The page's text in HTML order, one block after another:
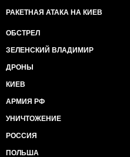
РАКЕТНАЯ АТАКА НА КИЕВ
ОБСТРЕЛ
ЗЕЛЕНСКИЙ ВЛАДИМИР
ДРОНЫ
КИЕВ
АРМИЯ РФ
УНИЧТОЖЕНИЕ
РОССИЯ
ПОЛЬША